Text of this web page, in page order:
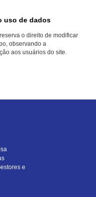
uso de dados
o direito de modificar
observando a
aos usuários do site.
e